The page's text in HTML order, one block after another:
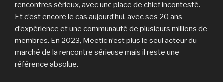
rencontres sérieux, avec une place de chief incontesté.
Et c’est encore le cas aujourd’hui, avec ses 20 ans
d’expérience et une communauté de plusieurs millions de
membres. En 2023, Meetic n’est plus le seul acteur du
marché de la rencontre sérieuse mais il reste une
référence absolue.